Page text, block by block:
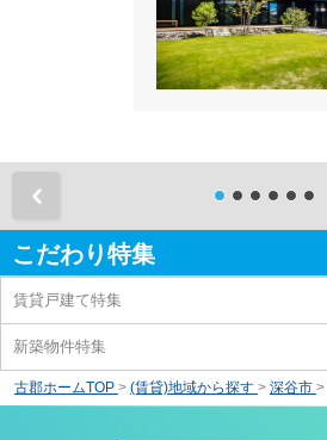
こだわり特集
賃貸戸建て特集
新築物件特集
古郡ホームTOP > (賃貸)地域から探す > 深谷市 >